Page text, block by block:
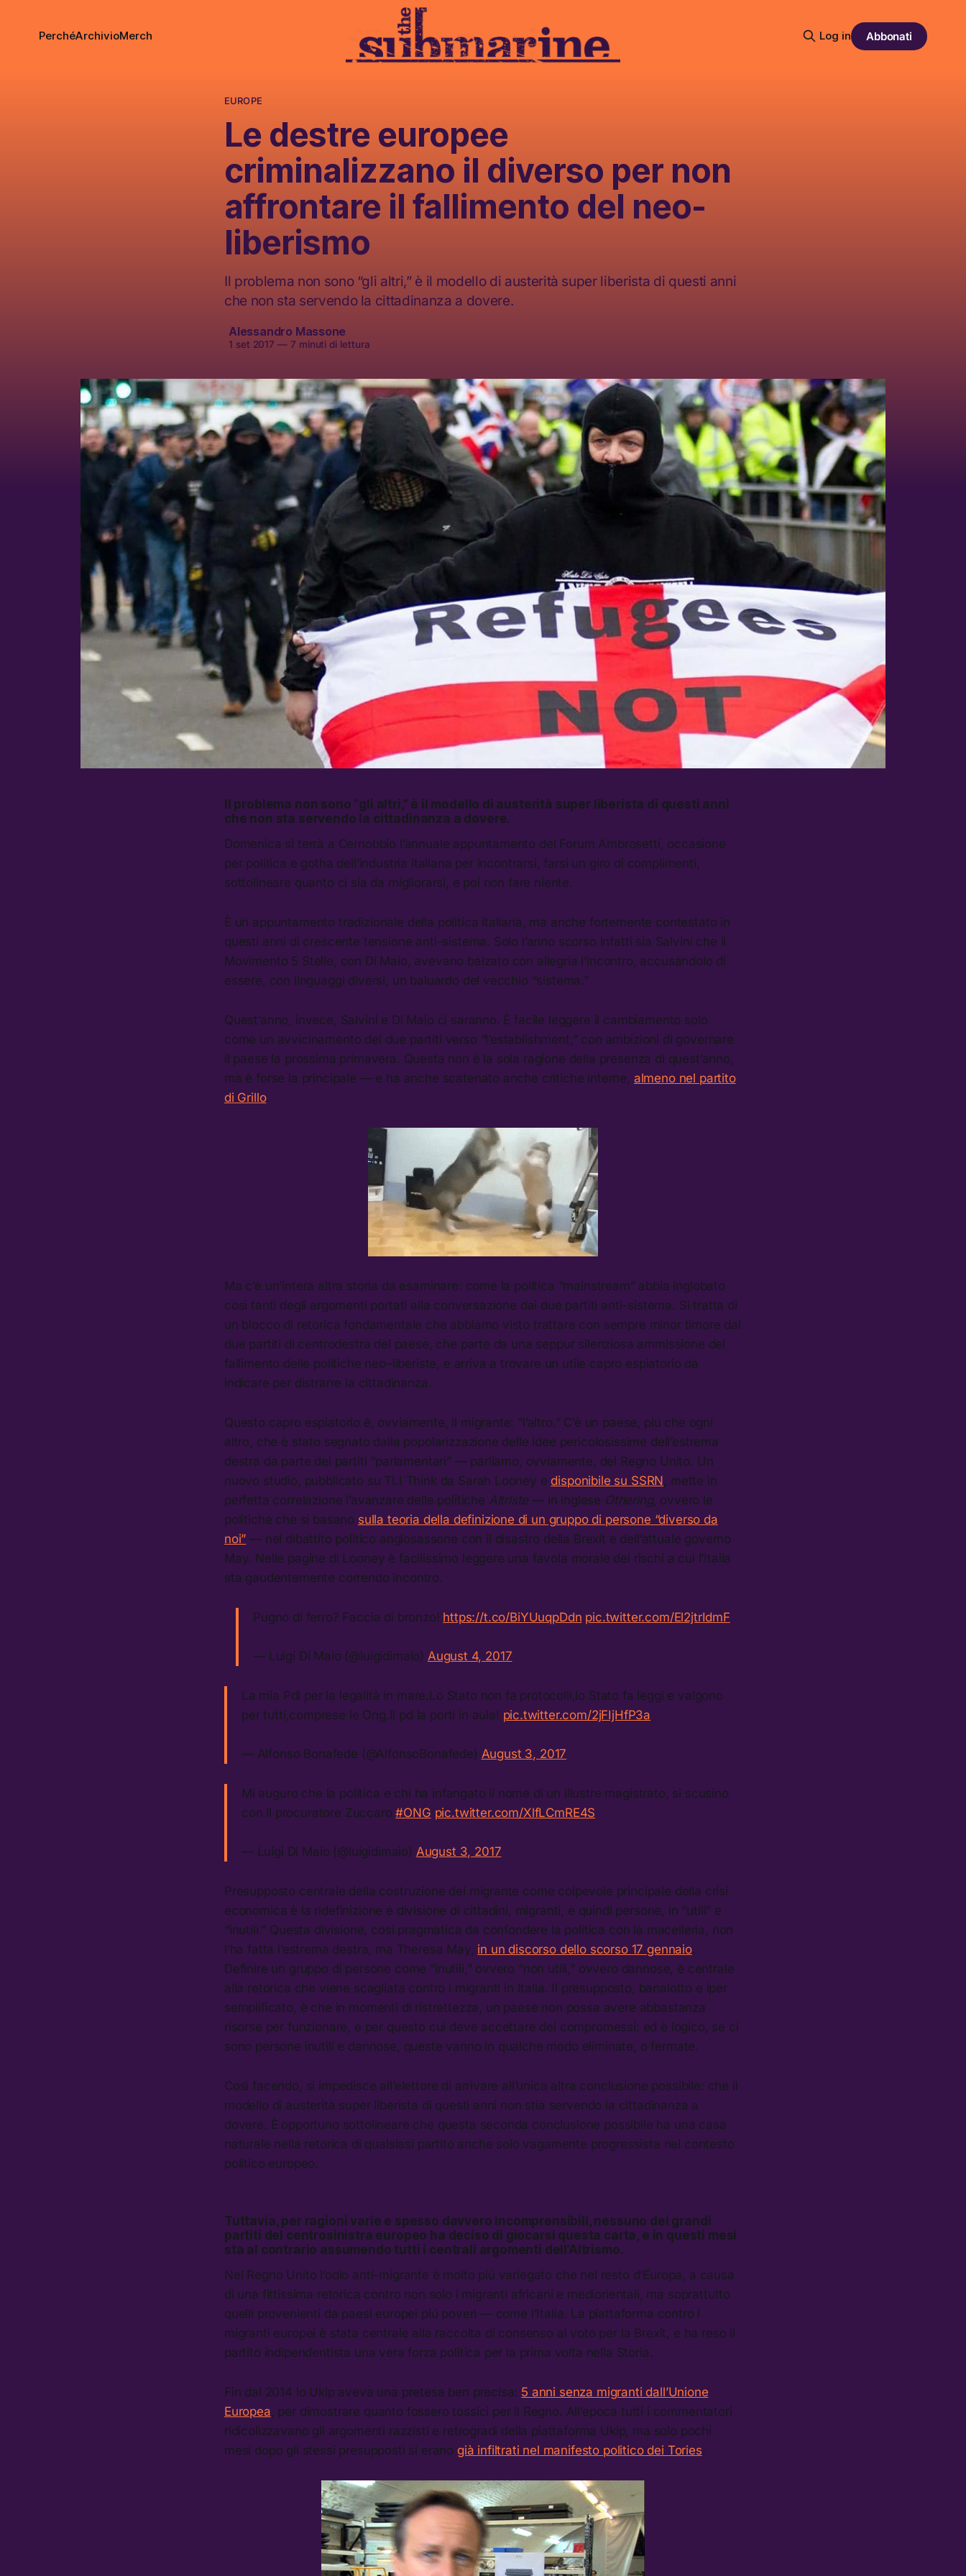
PerchéArchivioMerch Log in Abbonati
EUROPE
Le destre europee
criminalizzano il diverso per non
affrontare il fallimento del neo-
liberismo
Il problema non sono “gli altri,” è il modello di austerità super liberista di questi anni
che non sta servendo la cittadinanza a dovere.
Alessandro Massone
1 set 2017 — 7 minuti di lettura
Il problema non sono “gli altri,” è il modello di austerità super liberista di questi anni
che non sta servendo la cittadinanza a dovere.
Domenica si terrà a Cernobbio l’annuale appuntamento del Forum Ambrosetti, occasione
per politica e gotha dell’industria italiana per incontrarsi, farsi un giro di complimenti,
sottolineare quanto ci sia da migliorarsi, e poi non fare niente.
È un appuntamento tradizionale della politica italiana, ma anche fortemente contestato in
questi anni di crescente tensione anti-sistema. Solo l’anno scorso infatti sia Salvini che il
Movimento 5 Stelle, con Di Maio, avevano balzato con allegria l’incontro, accusandolo di
essere, con linguaggi diversi, un baluardo del vecchio “sistema.”
Quest’anno, invece, Salvini e Di Maio ci saranno. È facile leggere il cambiamento solo
come un avvicinamento dei due partiti verso “l’establishment,” con ambizioni di governare
il paese la prossima primavera. Questa non è la sola ragione della presenza di quest’anno,
ma è forse la principale — e ha anche scatenato anche critiche interne, almeno nel partito
di Grillo.
Ma c’è un’intera altra storia da esaminare: come la politica “mainstream” abbia inglobato
così tanti degli argomenti portati alla conversazione dai due partiti anti-sistema. Si tratta di
un blocco di retorica fondamentale che abbiamo visto trattare con sempre minor timore dai
due partiti di centrodestra del paese, che parte da una seppur silenziosa ammissione del
fallimento delle politiche neo–liberiste, e arriva a trovare un utile capro espiatorio da
indicare per distrarre la cittadinanza.
Questo capro espiatorio è, ovviamente, il migrante: “l’altro.” C’è un paese, piú che ogni
altro, che è stato segnato dalla popolarizzazione delle idee pericolosissime dell’estrema
destra da parte dei partiti “parlamentari” — parliamo, ovviamente, del Regno Unito. Un
nuovo studio, pubblicato su TLI Think da Sarah Looney e disponibile su SSRN, mette in
perfetta correlazione l’avanzare delle politiche Altriste — in inglese Othering, ovvero le
politiche che si basano sulla teoria della definizione di un gruppo di persone “diverso da
noi” — nel dibattito politico anglosassone con il disastro della Brexit e dell’attuale governo
May. Nelle pagine di Looney è facilissimo leggere una favola morale dei rischi a cui l’Italia
sta gaudentemente correndo incontro.
Pugno di ferro? Faccia di bronzo! https://t.co/BiYUuqpDdn pic.twitter.com/El2jtrIdmF
— Luigi Di Maio (@luigidimaio) August 4, 2017
La mia Pdl per la legalità in mare.Lo Stato non fa protocolli,lo Stato fa leggi e valgono
per tutti,comprese le Ong.Il pd la porti in aula! pic.twitter.com/2jFIjHfP3a
— Alfonso Bonafede (@AlfonsoBonafede) August 3, 2017
Mi auguro che la politica e chi ha infangato il nome di un illustre magistrato, si scusino
con il procuratore Zuccaro#ONG pic.twitter.com/XlfLCmRE4S
— Luigi Di Maio (@luigidimaio) August 3, 2017
Presupposto centrale della costruzione del migrante come colpevole principale della crisi
economica è la ridefinizione e divisione di cittadini, migranti, e quindi persone, in “utili” e
“inutili.” Questa divisione, così pragmatica da confondere la politica con la macelleria, non
l’ha fatta l’estrema destra, ma Theresa May, in un discorso dello scorso 17 gennaio.
Definire un gruppo di persone come “inutili,” ovvero “non utili,” ovvero dannose, è centrale
alla retorica che viene scagliata contro i migranti in Italia. Il presupposto, banalotto e iper
semplificato, è che in momenti di ristrettezza, un paese non possa avere abbastanza
risorse per funzionare, e per questo cui deve accettare dei compromessi: ed è logico, se ci
sono persone inutili e dannose, queste vanno in qualche modo eliminate, o fermate.
Così facendo, si impedisce all’elettore di arrivare all’unica altra conclusione possibile: che il
modello di austerità super liberista di questi anni non stia servendo la cittadinanza a
dovere. È opportuno sottolineare che questa seconda conclusione possibile ha una casa
naturale nella retorica di qualsiasi partito anche solo vagamente progressista nel contesto
politico europeo.
Tuttavia, per ragioni varie e spesso davvero incomprensibili, nessuno dei grandi
partiti del centrosinistra europeo ha deciso di giocarsi questa carta, e in questi mesi
sta al contrario assumendo tutti i centrali argomenti dell’Altrismo.
Nel Regno Unito l’odio anti-migrante è molto piú variegato che nel resto d’Europa, a causa
di una fittissima retorica contro non solo i migranti africani e mediorientali, ma soprattutto
quelli provenienti da paesi europei piú poveri — come l’Italia. La piattaforma contro i
migranti europei è stata centrale alla raccolta di consenso al voto per la Brexit, e ha reso il
partito indipendentista una vera forza politica per la prima volta nella Storia.
Fin dal 2014 lo Ukip aveva una pretesa ben precisa: 5 anni senza migranti dall’Unione
Europea, per dimostrare quanto fossero tossici per il Regno. All’epoca tutti i commentatori
ridicolizzavano gli argomenti razzisti e retrogradi della piattaforma Ukip, ma solo pochi
mesi dopo gli stessi presupposti si erano già infiltrati nel manifesto politico dei Tories.